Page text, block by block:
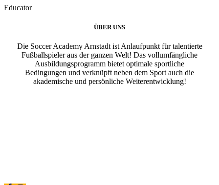
Educator
ÜBER UNS
Die Soccer Academy Arnstadt ist Anlaufpunkt für talentierte
Fußballspieler aus der ganzen Welt! Das vollumfängliche
Ausbildungsprogramm bietet optimale sportliche
Bedingungen und verknüpft neben dem Sport auch die
akademische und persönliche Weiterentwicklung!